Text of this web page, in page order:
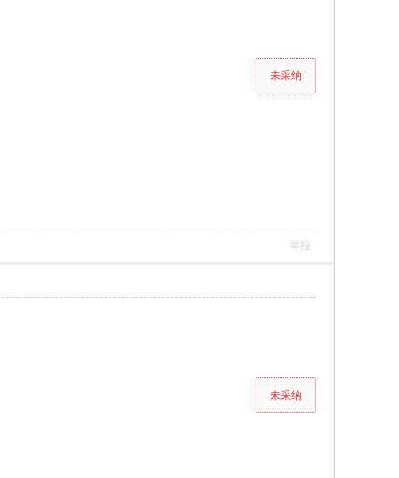
未采纳
举报
未采纳